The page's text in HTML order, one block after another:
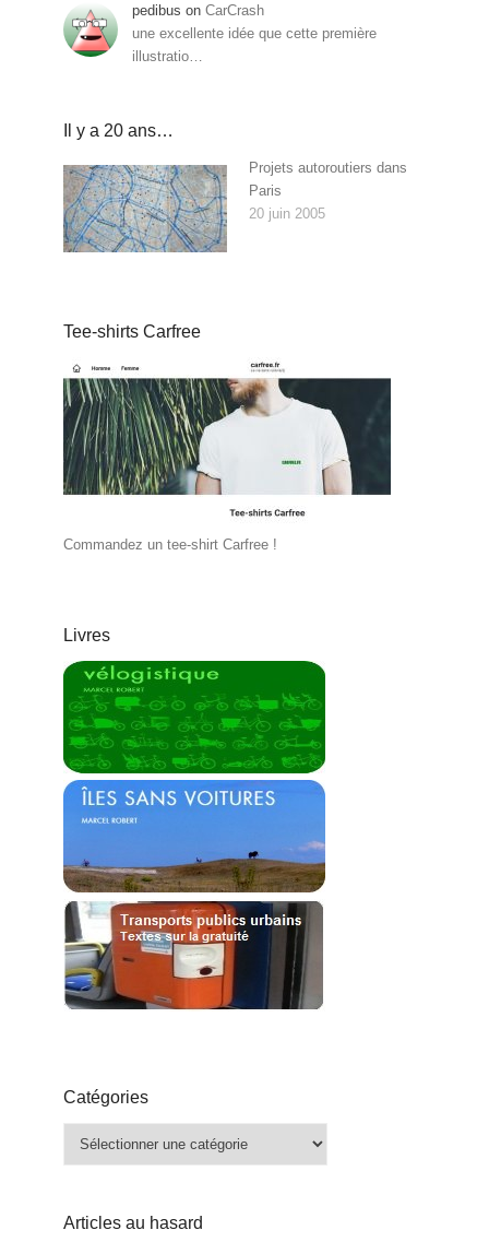
pedibus on CarCrash
une excellente idée que cette première
illustratio…
Il y a 20 ans…
Projets autoroutiers dans
Paris
20 juin 2005
Tee-shirts Carfree
Commandez un tee-shirt Carfree !
Livres
Catégories
Catégories
Articles au hasard